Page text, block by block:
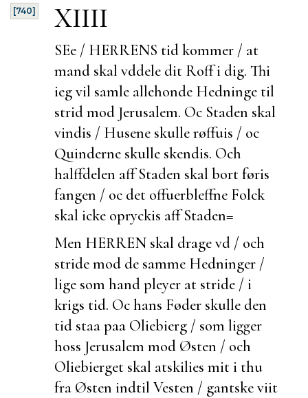
[740] XIIII
SEe / HERRENS tid kommer / at
mand skal vddele dit Roff i dig. Thi
ieg vil samle allehonde Hedninge til
strid mod Jerusalem. Oc Staden skal
vindis / Husene skulle røffuis / oc
Quinderne skulle skendis. Och
halffdelen aff Staden skal bort føris
fangen / oc det offuerbleffne Folck
skal icke opryckis aff Staden=
Men HERREN skal drage vd / och
stride mod de samme Hedninger /
lige som hand pleyer at stride / i
krigs tid. Oc hans Føder skulle den
tid staa paa Oliebierg / som ligger
hoss Jerusalem mod Østen / och
Oliebierget skal atskilies mit i thu
fra Østen indtil Vesten / gantske viit